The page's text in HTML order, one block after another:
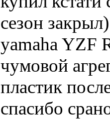
сезон закрыл)
yamaha YZF
чумовой
пластик
спасибо